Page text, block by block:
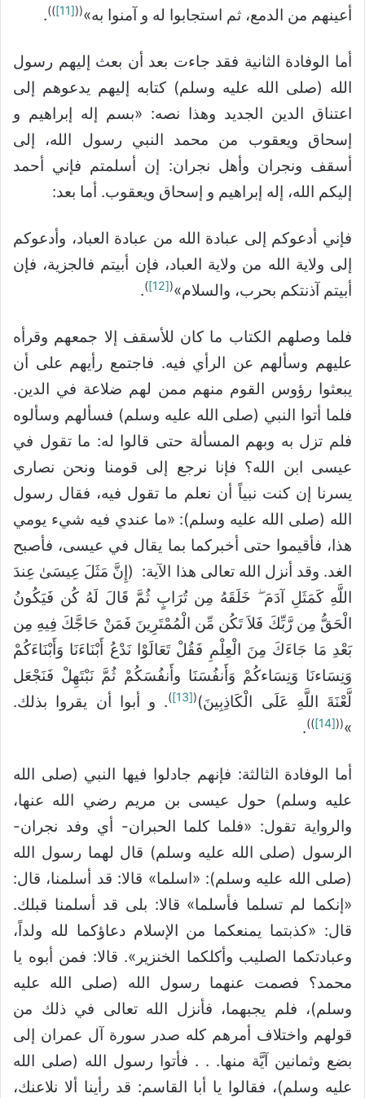
أعينهم من الدمع، ثم استجابوا له و آمنوا به»((
[11]
))
.
أما الوفادة الثانية فقد جاءت بعد أن بعث إليهم رسول
الله (صلى الله عليه وسلم) كتابه إليهم يدعوهم إلى
اعتناق الدين الجديد وهذا نصه: «بسم إله إبراهيم و
إسحاق ويعقوب من محمد النبي رسول الله، إلى
أسقف ونجران وأهل نجران: إن أسلمتم فإني أحمد
إليكم الله، إله إبراهيم و إسحاق ويعقوب. أما بعد:
فإني أدعوكم إلى عبادة الله من عبادة العباد، وأدعوكم
إلى ولاية الله من ولاية العباد، فإن أبيتم فالجزية، فإن
أبيتم آذنتكم بحرب، والسلام»(
[12]
)
.
فلما وصلهم الكتاب ما كان للأسقف إلا جمعهم وقرأه
عليهم وسألهم عن الرأي فيه. فاجتمع رأيهم على أن
يبعثوا رؤوس القوم منهم ممن لهم ضلاعة في الدين.
فلما أتوا النبي (صلى الله عليه وسلم) فسألهم وسألوه
فلم تزل به وبهم المسألة حتى قالوا له: ما تقول في
عيسى ابن الله؟ فإنا نرجع إلى قومنا ونحن نصارى
يسرنا إن كنت نبياً أن نعلم ما تقول فيه، فقال رسول
الله (صلى الله عليه وسلم): «ما عندي فيه شيء يومي
هذا، فأقيموا حتى أخبركما بما يقال في عيسى، فأصبح
الغد. وقد أنزل الله تعالى هذا الآية: (إِنَّ مَثَلَ عِيسَىٰ عِندَ
اللَّهِ كَمَثَلِ آدَمَ ۖ خَلَقَهُ مِن تُرَابٍ ثُمَّ قَالَ لَهُ كُن فَيَكُونُ
الْحَقُّ مِن رَّبِّكَ فَلاَ تَكُن مِّن الْمُمْتَرِينَ فَمَنْ حَاجَّكَ فِيهِ مِن
بَعْدِ مَا جَاءَكَ مِنَ الْعِلْمِ فَقُلْ تَعَالَوْا نَدْعُ أَبْنَاءَنَا وَأَبْنَاءَكُمْ
وَنِسَاءنَا وَنِسَاءكُمْ وَأَنفُسَنَا وأَنفُسَكُمْ ثُمَّ نَبْتَهِلْ فَنَجْعَل
لَّعْنَةَ اللَّهِ عَلَى الْكَاذِبِينَ)(
[13]
). و أبوا أن يقروا بذلك.
»
((
[14]
))
.
أما الوفادة الثالثة: فإنهم جادلوا فيها النبي (صلى الله
عليه وسلم) حول عيسى بن مريم رضي الله عنها،
والرواية تقول: «فلما كلما الحبران- أي وفد نجران-
الرسول (صلى الله عليه وسلم) قال لهما رسول الله
(صلى الله عليه وسلم): «اسلما» قالا: قد أسلمنا، قال:
«إنكما لم تسلما فأسلما» قالا: بلى قد أسلمنا قبلك.
قال: «كذبتما يمنعكما من الإسلام دعاؤكما لله ولداً،
وعبادتكما الصليب وأكلكما الخنزير». قالا: فمن أبوه يا
محمد؟ فصمت عنهما رسول الله (صلى الله عليه
وسلم)، فلم يجبهما، فأنزل الله تعالى في ذلك من
قولهم واختلاف أمرهم كله صدر سورة آل عمران إلى
بضع وثمانين آيَّة منها. . . فأتوا رسول الله (صلى الله
عليه وسلم)، فقالوا يا أبا القاسم: قد رأينا ألا نلاعنك،